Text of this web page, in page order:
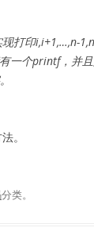
打印i,i+1,…,n-
一个printf，并
。
分类。